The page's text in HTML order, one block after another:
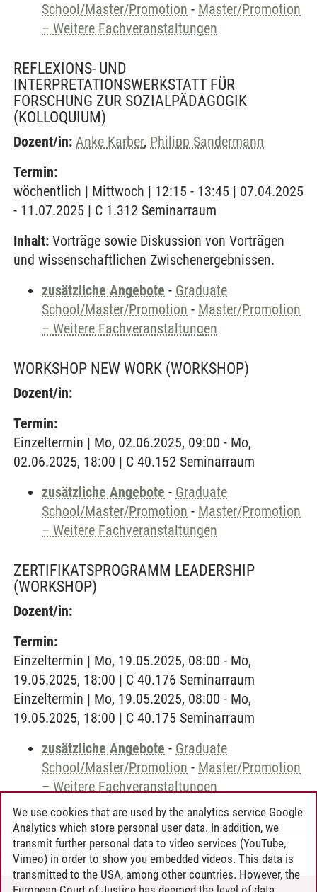
School/Master/Promotion - Master/Promotion
– Weitere Fachveranstaltungen
REFLEXIONS- UND
INTERPRETATIONSWERKSTATT FÜR
FORSCHUNG ZUR SOZIALPÄDAGOGIK
(KOLLOQUIUM)
Dozent/in: Anke Karber, Philipp Sandermann
Termin:
wöchentlich | Mittwoch | 12:15 - 13:45 | 07.04.2025
- 11.07.2025 | C 1.312 Seminarraum
Inhalt: Vorträge sowie Diskussion von Vorträgen
und wissenschaftlichen Zwischenergebnissen.
zusätzliche Angebote - Graduate
School/Master/Promotion - Master/Promotion
– Weitere Fachveranstaltungen
WORKSHOP NEW WORK (WORKSHOP)
Dozent/in:
Termin:
Einzeltermin | Mo, 02.06.2025, 09:00 - Mo,
02.06.2025, 18:00 | C 40.152 Seminarraum
zusätzliche Angebote - Graduate
School/Master/Promotion - Master/Promotion
– Weitere Fachveranstaltungen
ZERTIFIKATSPROGRAMM LEADERSHIP
(WORKSHOP)
Dozent/in:
Termin:
Einzeltermin | Mo, 19.05.2025, 08:00 - Mo,
19.05.2025, 18:00 | C 40.176 Seminarraum
Einzeltermin | Mo, 19.05.2025, 08:00 - Mo,
19.05.2025, 18:00 | C 40.175 Seminarraum
zusätzliche Angebote - Graduate
School/Master/Promotion - Master/Promotion
– Weitere Fachveranstaltungen
Andreea Tribel 30.06.2024
We use cookies that are used by the analytics service Google
Analytics which store personal user data. In addition, we
transmit further personal data to video services (YouTube,
Vimeo) in order to show you embedded videos. This data is
transmitted to the USA, among other countries. However, the